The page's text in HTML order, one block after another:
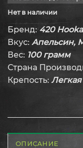
Нет в наличии
Бренд: 420
Вкус: Апельсин,
Вес: 100 грамм
Страна
Крепость: Легкая
ОПИСАНИЕ